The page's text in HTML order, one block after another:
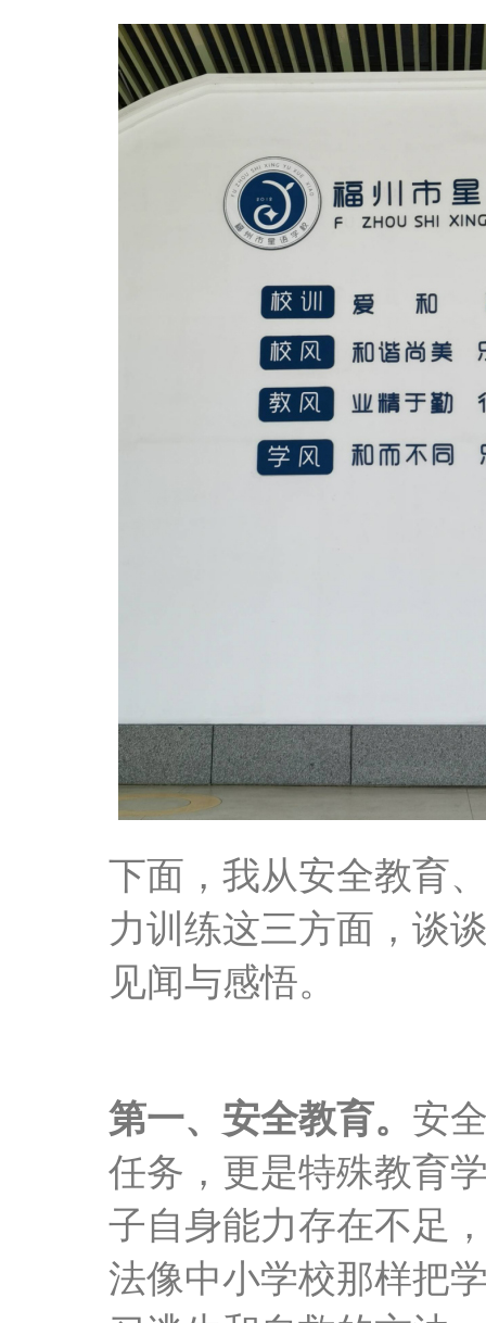
下面，我从安全教育
力训练这三方面，谈
见闻与感悟。
第一、 安全教育。 安
任务，更是特殊教育
子自身能力存在不足
法像中小学校那样把